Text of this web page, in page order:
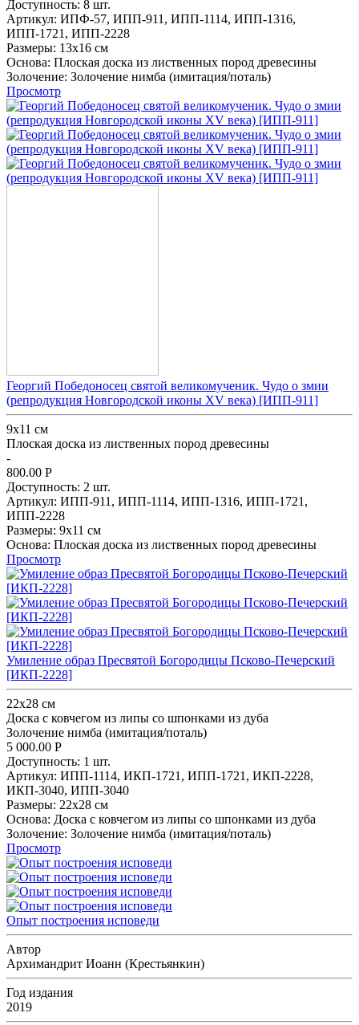
Доступность: 8 шт.
Артикул: ИПФ-57, ИПП-911, ИПП-1114, ИПП-1316,
ИПП-1721, ИПП-2228
Размеры: 13x16 см
Основа: Плоская доска из лиственных пород древесины
Золочение: Золочение нимба (имитация/поталь)
Просмотр
Георгий Победоносец святой великомученик. Чудо о змии
(репродукция Новгородской иконы XV века) [ИПП-911]
9х11 см
Плоская доска из лиственных пород древесины
-
800.00 Р
Доступность: 2 шт.
Артикул: ИПП-911, ИПП-1114, ИПП-1316, ИПП-1721,
ИПП-2228
Размеры: 9х11 см
Основа: Плоская доска из лиственных пород древесины
Просмотр
Умиление образ Пресвятой Богородицы Псково-Печерский
[ИКП-2228]
22х28 см
Доска с ковчегом из липы со шпонками из дуба
Золочение нимба (имитация/поталь)
5 000.00 Р
Доступность: 1 шт.
Артикул: ИПП-1114, ИКП-1721, ИПП-1721, ИКП-2228,
ИКП-3040, ИПП-3040
Размеры: 22х28 см
Основа: Доска с ковчегом из липы со шпонками из дуба
Золочение: Золочение нимба (имитация/поталь)
Просмотр
Опыт построения исповеди
Автор
Архимандрит Иоанн (Крестьянкин)
Год издания
2019